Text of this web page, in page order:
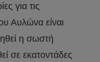
για τις
Αυλώνα είναι
η σωστή
σε εκατοντάδες